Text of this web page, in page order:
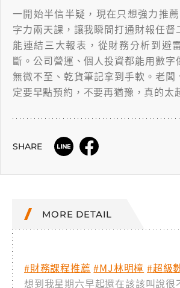
一開始半信半疑，現在只想強力推
字力兩天課，讓我瞬間打通財報任督
能連結三大報表，從財務分析到避
斷。公司營運、個人投資都能用數字
無微不至、乾貨筆記拿到手軟。老闆
定要早點預約，不要再猶豫，真的太
SHARE
MORE DETAIL
#財務課程推薦 #MJ林明樟 #超級
想到我星期六早起還在該該叫說很